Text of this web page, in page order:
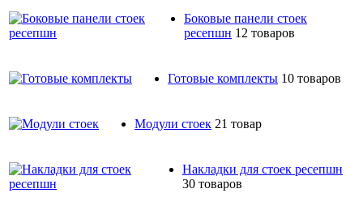
Боковые панели стоек
ресепшн 12 товаров
Готовые комплекты 10 товаров
Модули стоек 21 товар
Накладки для стоек ресепшн
30 товаров